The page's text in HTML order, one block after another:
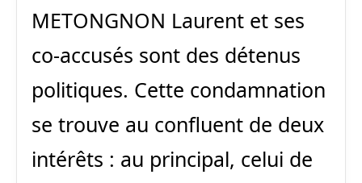
METONGNON Laurent et ses
co-accusés sont des détenus
politiques. Cette condamnation
se trouve au confluent de deux
intérêts : au principal, celui de